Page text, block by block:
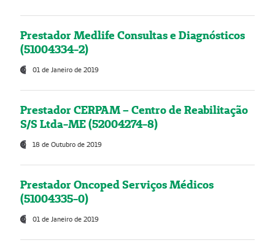
Prestador Medlife Consultas e Diagnósticos
(51004334-2)
01 de Janeiro de 2019
Prestador CERPAM – Centro de Reabilitação
S/S Ltda-ME (52004274-8)
18 de Outubro de 2019
Prestador Oncoped Serviços Médicos
(51004335-0)
01 de Janeiro de 2019